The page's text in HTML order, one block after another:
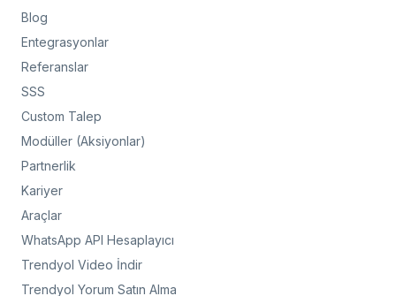
Blog
Entegrasyonlar
Referanslar
SSS
Custom Talep
Modüller (Aksiyonlar)
Partnerlik
Kariyer
Araçlar
WhatsApp API Hesaplayıcı
Trendyol Video İndir
Trendyol Yorum Satın Alma